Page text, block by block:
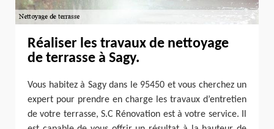
Réaliser les travaux de nettoyage
de terrasse à Sagy.
Vous habitez à Sagy dans le 95450 et vous cherchez un
expert pour prendre en charge les travaux d’entretien
de votre terrasse, S.C Rénovation est à votre service. Il